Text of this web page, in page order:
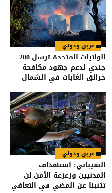
عربي ودولي
الولايات المتحدة ترسل 200
جندي لدعم جهود مكافحة
حرائق الغابات في الشمال
عربي ودولي
الشيباني: استهداف
المدنيين وزعزعة الأمن لن
تثنينا عن المضي في التعافي